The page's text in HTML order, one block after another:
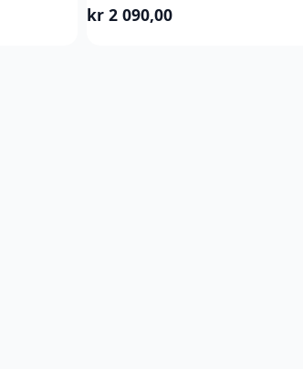
kr 2 090,00